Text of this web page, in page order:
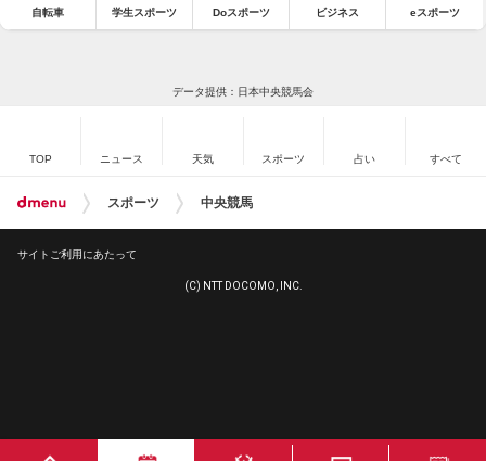
自転車 学生スポーツ Doスポーツ ビジネス eスポーツ
データ提供：日本中央競馬会
TOP ニュース 天気 スポーツ 占い すべて
スポーツ 中央競馬
サイトご利用にあたって
(C) NTT DOCOMO, INC.